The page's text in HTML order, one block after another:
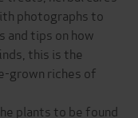
photographs to
and tips on how
this is the
grown riches of
plants to be found